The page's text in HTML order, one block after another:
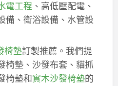
電工程 、高低壓配電、
備、衛浴設備、水管設
椅墊訂製推薦。我們提
椅墊、沙發布套、貓抓
椅墊和實木沙發椅墊的